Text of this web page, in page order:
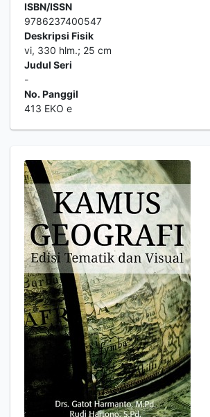
ISBN/ISSN
9786237400547
Deskripsi Fisik
vi, 330 hlm.; 25 cm
Judul Seri
-
No. Panggil
413 EKO e